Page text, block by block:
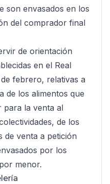
son envasados en los
del comprador final
de orientación
en el Real
febrero, relativas a
de los alimentos que
para la venta al
de los
de venta a petición
por los
menor.